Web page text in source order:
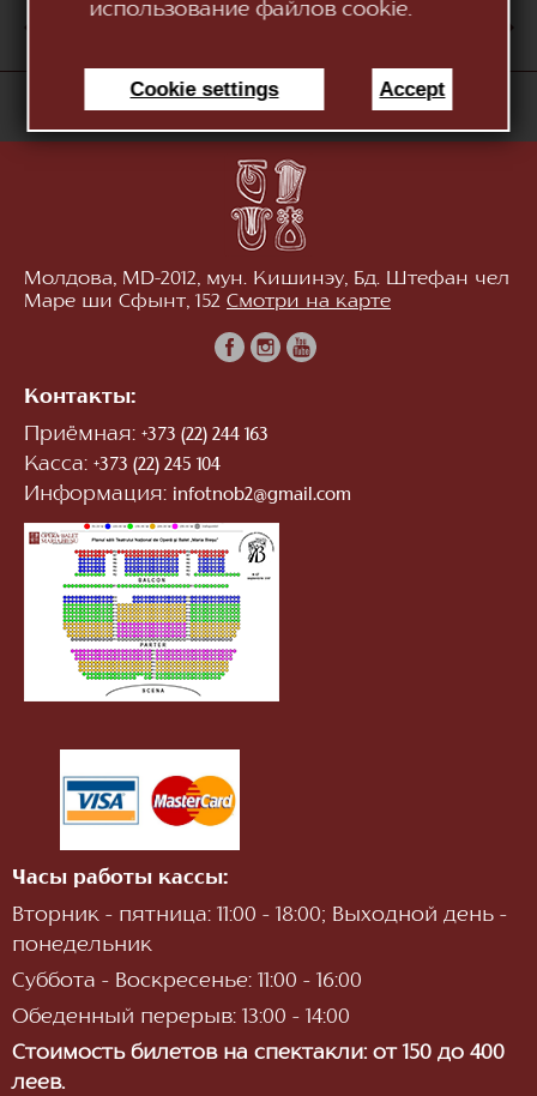
использование файлов cookie.
Cookie settings Accept
10
«Национальный Театр Оперы и Балета "Мария
Молдова, MD-2012, мун. Кишинэу, Бд. Штефан чел
Маре ши Сфынт, 152 Смотри на карте
Контакты:
Приёмная: +373 (22) 244 163
Касса: +373 (22) 245 104
Информация: infotnob2@gmail.com
Часы работы кассы:
Вторник - пятница: 11:00 - 18:00; Выходной день -
понедельник
Суббота - Воскресенье: 11:00 - 16:00
Обеденный перерыв: 13:00 - 14:00
Стоимость билетов на спектакли: от 150 до 400
леев.